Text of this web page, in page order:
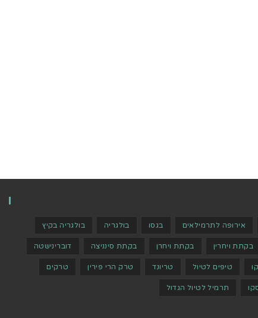
אירופה לתרמילאים בגסו בולגריה בולגריה בקיץ
בקתת ויחרין בקתת ויחרן בקתת סינניצה דוברינישטה
טיפים לטיול טריונד טרק הרי פירין טרקים
תרמיל לטיול הגדול